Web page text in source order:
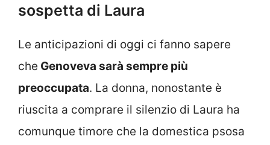
sospetta di Laura
Le anticipazioni di oggi ci fanno sapere
che Genoveva sarà sempre più
preoccupata. La donna, nonostante è
riuscita a comprare il silenzio di Laura ha
comunque timore che la domestica psosa